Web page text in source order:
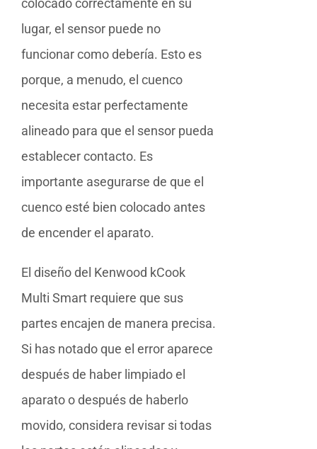
colocado correctamente en su
lugar, el sensor puede no
funcionar como debería. Esto es
porque, a menudo, el cuenco
necesita estar perfectamente
alineado para que el sensor pueda
establecer contacto. Es
importante asegurarse de que el
cuenco esté bien colocado antes
de encender el aparato.
El diseño del Kenwood kCook
Multi Smart requiere que sus
partes encajen de manera precisa.
Si has notado que el error aparece
después de haber limpiado el
aparato o después de haberlo
movido, considera revisar si todas